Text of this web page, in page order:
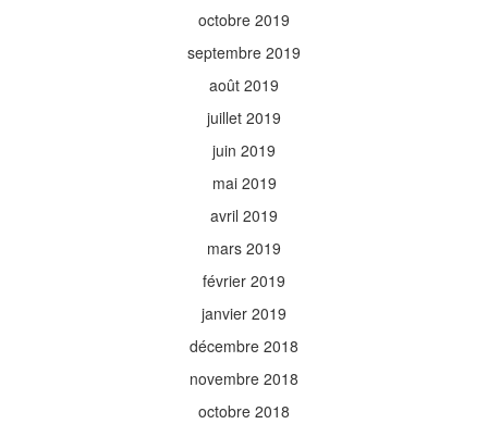
octobre 2019
septembre 2019
août 2019
juillet 2019
juin 2019
mai 2019
avril 2019
mars 2019
février 2019
janvier 2019
décembre 2018
novembre 2018
octobre 2018